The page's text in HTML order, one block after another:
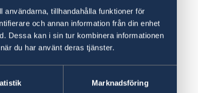
tillhandahålla funktioner för
och annan information från din enhet
Dessa kan i sin tur kombinera informationen
du har använt deras tjänster.
Marknadsföring